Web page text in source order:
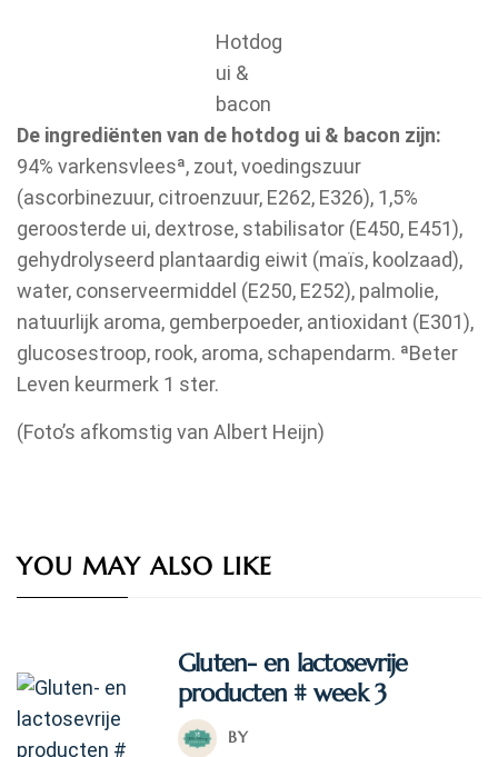
Hotdog
ui &
bacon
De ingrediënten van de hotdog ui & bacon zijn:
94% varkensvleesª, zout, voedingszuur
(ascorbinezuur, citroenzuur, E262, E326), 1,5%
geroosterde ui, dextrose, stabilisator (E450, E451),
gehydrolyseerd plantaardig eiwit (maïs, koolzaad),
water, conserveermiddel (E250, E252), palmolie,
natuurlijk aroma, gemberpoeder, antioxidant (E301),
glucosestroop, rook, aroma, schapendarm. ªBeter
Leven keurmerk 1 ster.
(Foto’s afkomstig van Albert Heijn)
YOU MAY ALSO LIKE
Gluten- en lactosevrije
producten # week 3
BY